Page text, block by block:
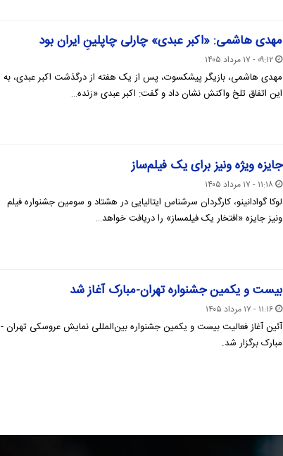
مهدی هاشمی: «اکبر عبدی» چارلی چاپلینِ ایران بود
۰۹:۱۲ - ۱۷ مرداد ۱۴۰۵
مهدی هاشمی، بازیگر پیشکسوت، پس از یک هفته از درگذشت اکبر عبدی، به
این اتفاق تلخ واکنش نشان داد و گفت: اکبر عبدی «زنده…
جایزه ویژه ونیز برای یک فیلم‌ساز
۱۱:۱۸ - ۱۷ مرداد ۱۴۰۵
لوکا گوادانینو، کارگردان سرشناس ایتالیایی در هشتاد و سومین جشنواره فیلم
ونیز جایزه «افتخار یک فیلمساز» را دریافت خواهد…
بیست و یکمین جشنواره تهران-مبارک آغاز شد
۱۱:۱۶ - ۱۷ مرداد ۱۴۰۵
آئین آغاز فعالیت بیست و یکمین جشنواره بین‌المللی نمایش عروسکی تهران -
مبارک برگزار شد.